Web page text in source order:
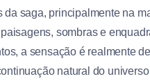
da saga, principalmente na
sombras e
a sensação é realmente
natural do